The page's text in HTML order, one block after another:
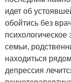
идет об
обойтись без
семьи,
находиться
депрессия